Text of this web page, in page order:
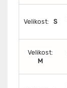
Velikost: S
Velikost:
M